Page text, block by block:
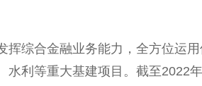
挥综合金融业务能力，全方位运
利等重大基建项目。截至2022年